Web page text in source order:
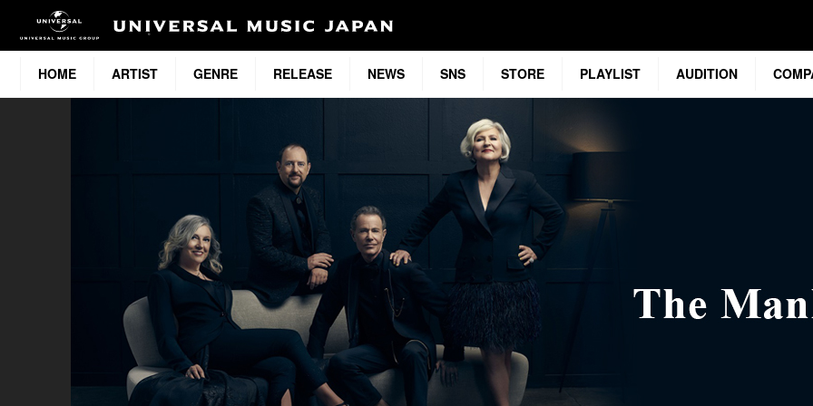
HOME ARTIST GENRE RELEASE NEWS SNS STORE PLAYLIST AUDITION